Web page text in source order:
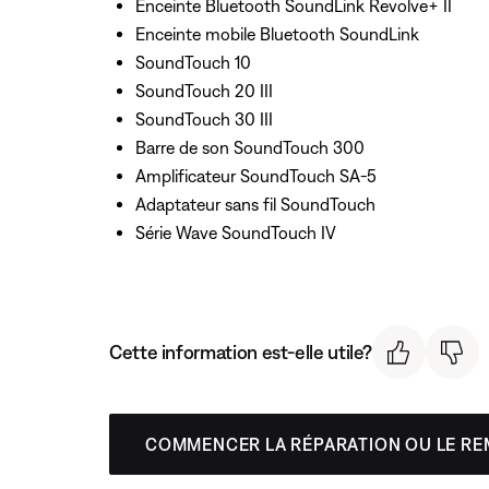
Enceinte Bluetooth SoundLink Revolve+ II
Enceinte mobile Bluetooth SoundLink
SoundTouch 10
SoundTouch 20 III
SoundTouch 30 III
Barre de son SoundTouch 300
Amplificateur SoundTouch SA-5
Adaptateur sans fil SoundTouch
Série Wave SoundTouch IV
Cette information est-elle utile?
COMMENCER LA RÉPARATION OU LE